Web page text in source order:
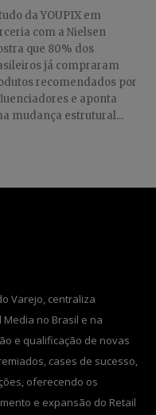
da YOUPIX em
com a Nielsen
que 80% dos
já compraram
recomendados por
e aponta
mudança estrutural...
Varejo, centraliza
no Brasil e na
e qualificação de novas
cases de sucesso,
oferecendo os
e expansão do Retail